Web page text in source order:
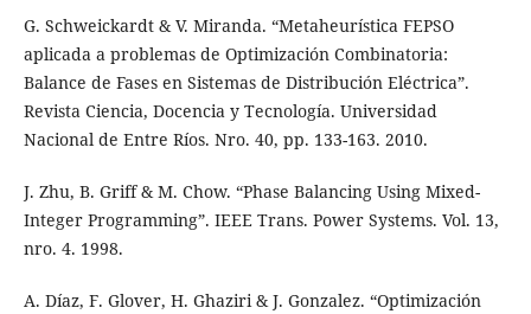
G. Schweickardt & V. Miranda. “Metaheurística FEPSO
aplicada a problemas de Optimización Combinatoria:
Balance de Fases en Sistemas de Distribución Eléctrica”.
Revista Ciencia, Docencia y Tecnología. Universidad
Nacional de Entre Ríos. Nro. 40, pp. 133-163. 2010.
J. Zhu, B. Griff & M. Chow. “Phase Balancing Using Mixed-
Integer Programming”. IEEE Trans. Power Systems. Vol. 13,
nro. 4. 1998.
A. Díaz, F. Glover, H. Ghaziri & J. Gonzalez. “Optimización